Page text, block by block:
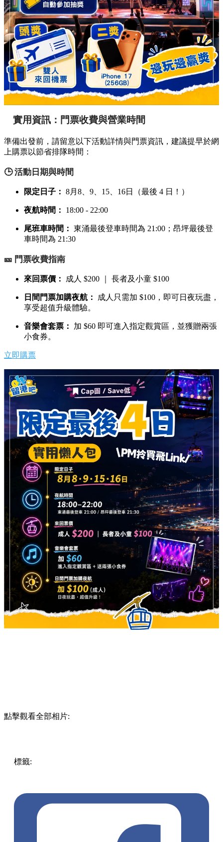
實用資訊：門票收費與營業時間
準備出發前，請留意以下活動詳情與門票資訊，建議提早於網
上購票以節省排隊時間：
🕒 活動日期與時間
限定日子： 8月8、9、15、16日（最後 4 日！）
夜航時間： 18:00 - 22:00
尾班車時間： 東涌最後登車時間為 21:00；昂坪最後登
車時間為 21:30
🎫 門票收費指南
來回票價： 成人 $200 ｜ 長者及小童 $100
日間門票加購夜航：
成人只需加 $100，即可日夜玩盡，
享受超值升級體驗。
音樂會套票：
加 $60 即可進入指定觀賞區，並獲贈兩張
小食券。
立即購票
點擊觀看全部相片:
標籤: